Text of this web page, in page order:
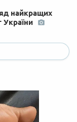
найкращих
України